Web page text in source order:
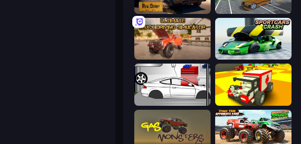
RealDerby - Crash Day Obby: Car Crash Sandbox
Ultimate Truck Driving Simulator 2020 Sportcars Crash
Drag Racer V2